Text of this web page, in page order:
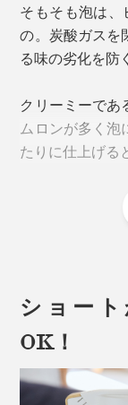
まるで、注いだ
されているよう
1缶で数杯分の
そもそも泡は、
の。炭酸ガスを
る味の劣化を防
クリーミーであ
ムロンが多く泡
たりに仕上げる
ショー
OK！